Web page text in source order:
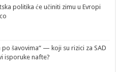
politika će učiniti zimu u Evropi
po šavovima“ — koji su rizici za SAD
isporuke nafte?